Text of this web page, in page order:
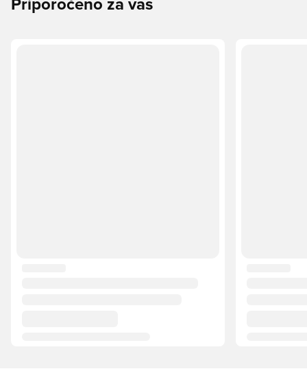
Priporočeno za vas